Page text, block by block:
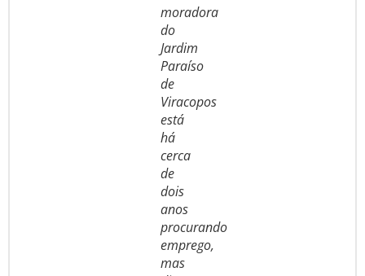
moradora
do
Jardim
Paraíso
de
Viracopos
está
há
cerca
de
dois
anos
procurando
emprego,
mas